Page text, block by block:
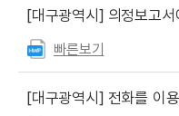
[대구광역시] 의정보고서에
빠른보기
[대구광역시] 전화를 이